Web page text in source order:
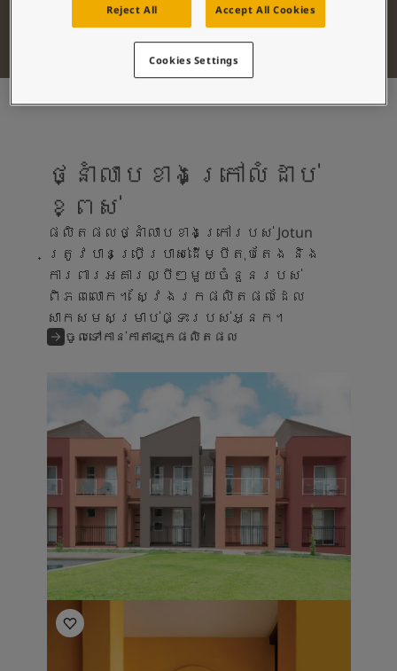
ផលិតផលល្អបំផុតសម្រាប់សម្រស់ និង
ការការពារយូរអង្វែង។
ថ្នាំលាបខាងក្រៅលំដាប់
ខ្ពស់
ផលិតផលថ្នាំលាបខាងក្រៅរបស់ Jotun
ត្រូវបានប្រើប្រាស់ដើម្បីតុបតែង និង
ការពារអគារល្បីៗមួយចំនួនរបស់
ពិភពលោក។ ស្វែងរកផលិតផលដែល
សាកសមសម្រាប់ផ្ទះរបស់អ្នក។
ចូលទៅកាន់កាតាឡុកផលិតផល
Reject All Accept All Cookies
Cookies Settings